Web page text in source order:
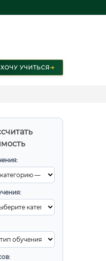
ХОЧУ УЧИТЬСЯ➜